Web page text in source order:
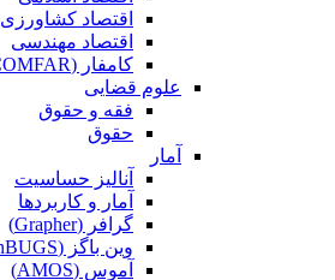
اقتصاد کشاورزی
اقتصاد مهندسی
کامفار (COMFAR)
علوم قضایی
فقه و حقوق
حقوق
آمار
آنالیز حساسیت
آمار و کاربردها
گرافر (Grapher)
وین باگز (WinBUGS)
آموس (AMOS)